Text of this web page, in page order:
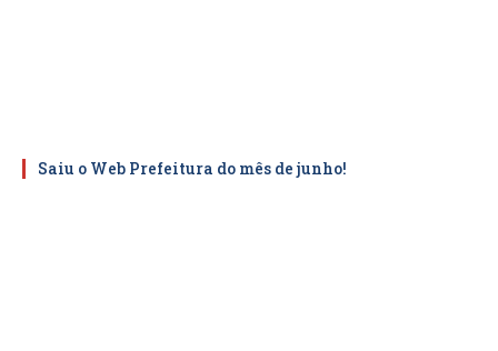
Saiu o Web Prefeitura do mês de junho!